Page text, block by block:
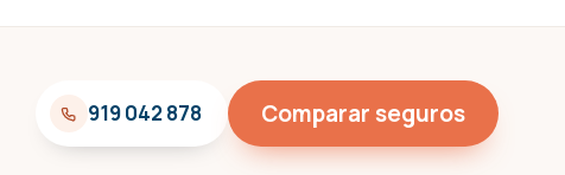
919 042 878 Comparar seguros